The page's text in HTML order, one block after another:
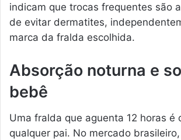
indicam que trocas frequentes são
de evitar dermatites,
marca da fralda escolhida.
Absorção noturna e
bebê
Uma fralda que aguenta 12 horas é
qualquer pai. No mercado